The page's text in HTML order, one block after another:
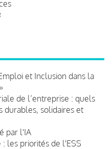
et Inclusion dans la
de l’entreprise : quels
durables, solidaires et
par l'IA
les priorités de l'ESS